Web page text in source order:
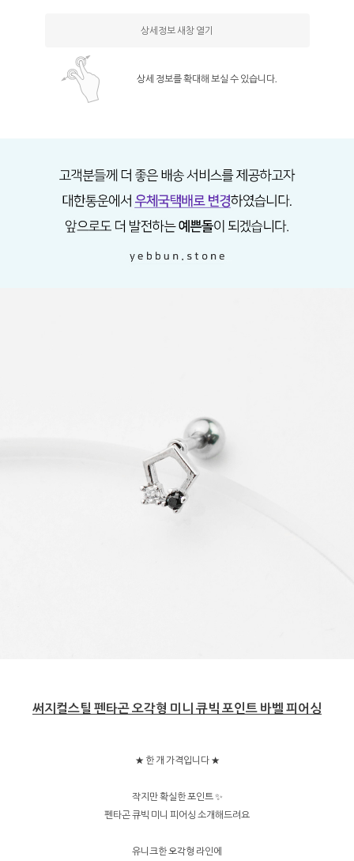
상세정보 새창 열기
상세 정보를 확대해 보실 수 있습니다.
써지컬스틸 펜타곤 오각형 미니 큐빅 포인트 바벨 피어싱
★ 한 개 가격입니다 ★
작지만 확실한 포인트 ✨
펜타곤 큐빅 미니 피어싱 소개해드려요
유니크한 오각형 라인에